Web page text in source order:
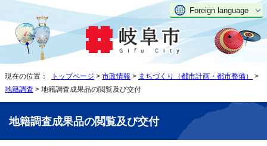
Foreign language
現在の位置： トップページ > 市政情報 > まちづくり（都市計画・都市整備）
>
地籍調査 > 地籍調査成果品の閲覧及び交付
地籍調査成果品の閲覧及び交付